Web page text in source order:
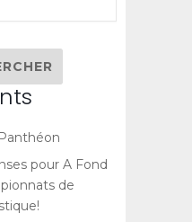
pour A Fond
de